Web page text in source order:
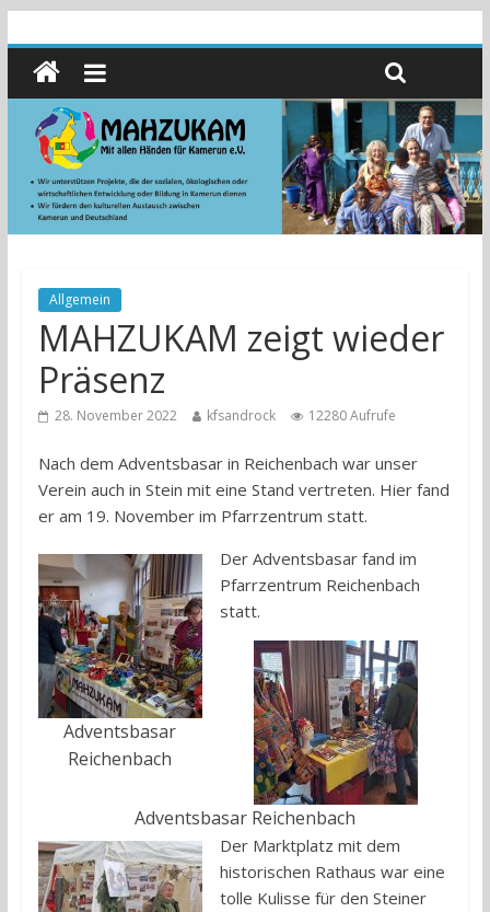
Allgemein
MAHZUKAM zeigt wieder
Präsenz
28. November 2022 kfsandrock 12280 Aufrufe
Nach dem Adventsbasar in Reichenbach war unser
Verein auch in Stein mit eine Stand vertreten. Hier fand
er am 19. November im Pfarrzentrum statt.
Adventsbasar
Reichenbach
Der Adventsbasar fand im
Pfarrzentrum Reichenbach
statt.
Adventsbasar Reichenbach
Der Marktplatz mit dem
historischen Rathaus war eine
tolle Kulisse für den Steiner